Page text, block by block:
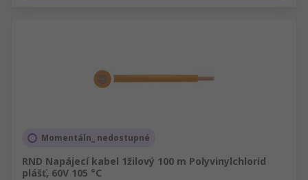
Momentáln_ nedostupné
RND Napájecí kabel 1žilový 100 m Polyvinylchlorid
plášť, 60V 105 °C